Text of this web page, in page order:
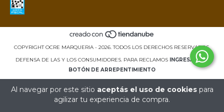
Al navegar por este sitio aceptás el uso de cookiespara
agilizar tu experiencia de compra.
COPYRIGHT OCRE MARQUERIA - 2026. TODOS LOS DERECHOS RESERVADOS.
DEFENSA DE LAS Y LOS CONSUMIDORES. PARA RECLAMOS
INGRESÁ ACÁ.
BOTÓN DE ARREPENTIMIENTO